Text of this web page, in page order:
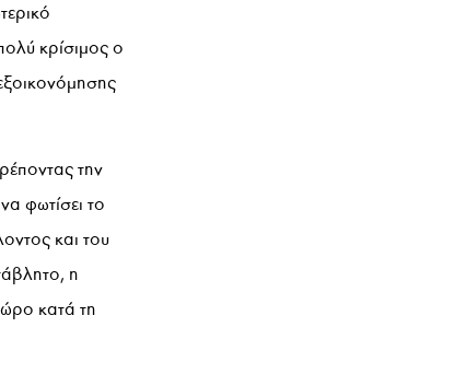
κρίσιμος ο
την
φωτίσει το
και του
η
κατά τη